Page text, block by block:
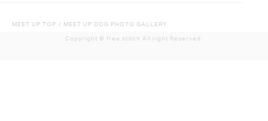
MEET UP TOP / MEET UP DOG PHOTO GALLERY
Copyright ©︎ free stitch All right Reserved.